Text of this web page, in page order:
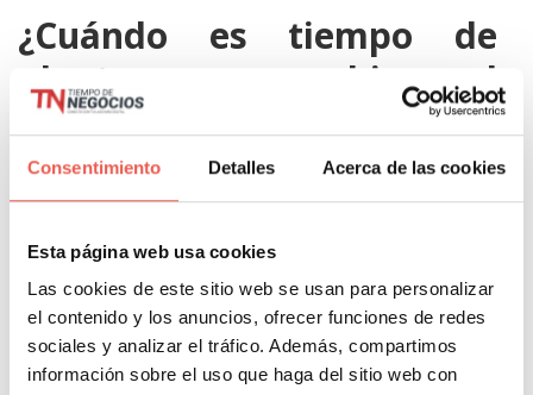
Consentimiento Detalles Acerca de las cookies
Esta página web usa cookies
Las cookies de este sitio web se usan para personalizar
el contenido y los anuncios, ofrecer funciones de redes
sociales y analizar el tráfico. Además, compartimos
información sobre el uso que haga del sitio web con
¿Cuándo es tiempo de
plantearse un cambio en el
modelo de negocio?
Cambiar un modelo de negocio puede parecer muy
libros de negocios y literatura. Los éxitos
significativos se atribuyen a la innovación del
modelo de negocio, y todos queremos emular ese
éxito. Un estudio de CEO Global de IBM proporciona